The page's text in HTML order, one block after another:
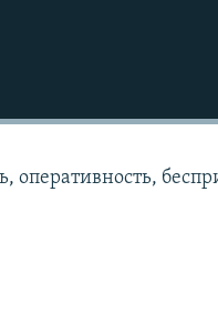
оперативность,